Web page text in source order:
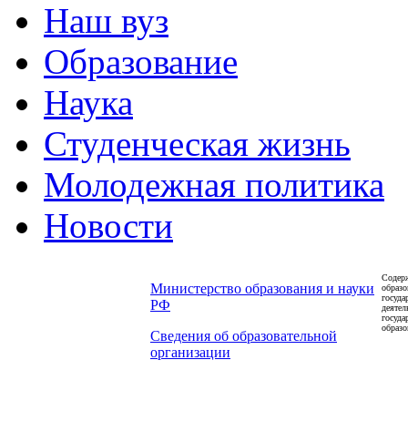
Наш вуз
Образование
Наука
Студенческая жизнь
Молодежная политика
Новости
Министерство образования и науки
РФ
Сведения об образовательной
организации